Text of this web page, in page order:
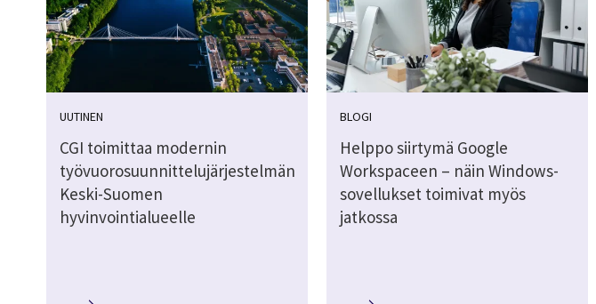
UUTINEN
CGI toimittaa modernin
työvuorosuunnittelujärjestelmän
Keski-Suomen
hyvinvointialueelle
BLOGI
Helppo siirtymä Google
Workspaceen – näin Windows-
sovellukset toimivat myös
jatkossa